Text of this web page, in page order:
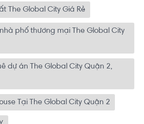
The Global City Giá Rẻ
phố thương mại The Global City
dự án The Global City Quận 2,
Tại The Global City Quận 2